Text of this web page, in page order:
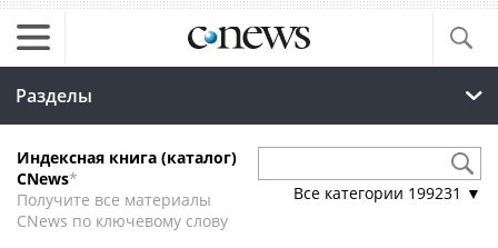
Разделы
Индексная книга (каталог)
CNews*
Получите все материалы
CNews по ключевому слову
Все категории 199231 ▼